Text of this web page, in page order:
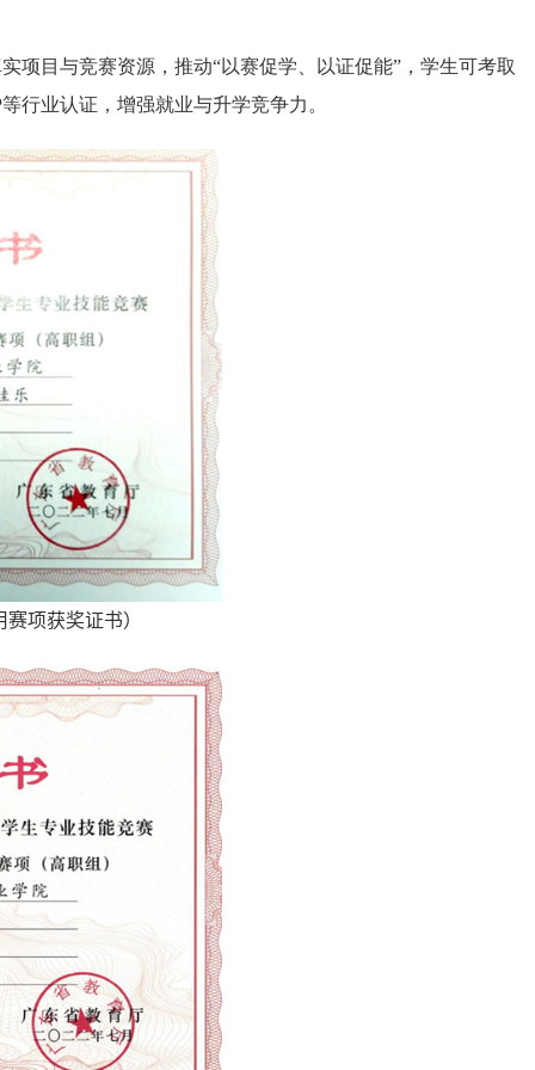
项目与竞赛资源，推动“以赛促学、以证促能”，学生可考取
等行业认证，增强就业与升学竞争力。
赛项获奖证书）